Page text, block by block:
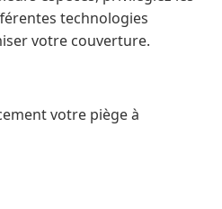
technologies
votre couverture.
votre piège à